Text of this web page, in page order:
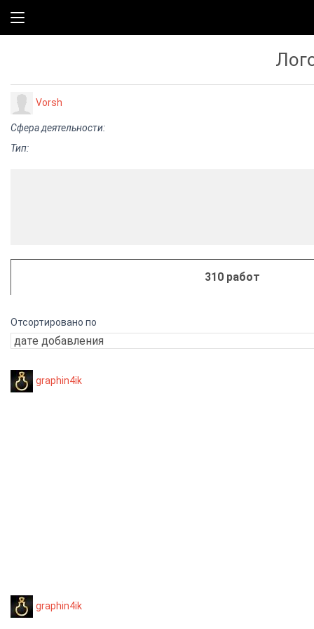
Vorsh
Сфера деятельности:
Тип:
310 работ
Отсортировано по
graphin4ik
graphin4ik